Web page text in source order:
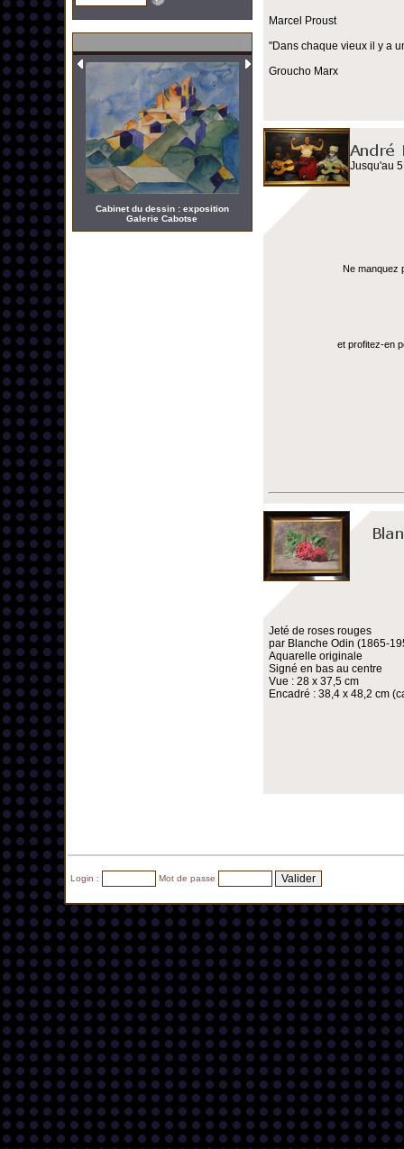
Cabinet du dessin : exposition
Galerie Cabotse
Marcel Proust
"Dans chaque vieux il y a
Groucho Marx
Jusqu'au
Ne manquez
et profitez-en
Jeté de roses rouges
par Blanche Odin (1865-
Aquarelle originale
Signé en bas au centre
Vue : 28 x 37,5 cm
Encadré : 38,4 x 48,2 cm
Login : Mot de passe